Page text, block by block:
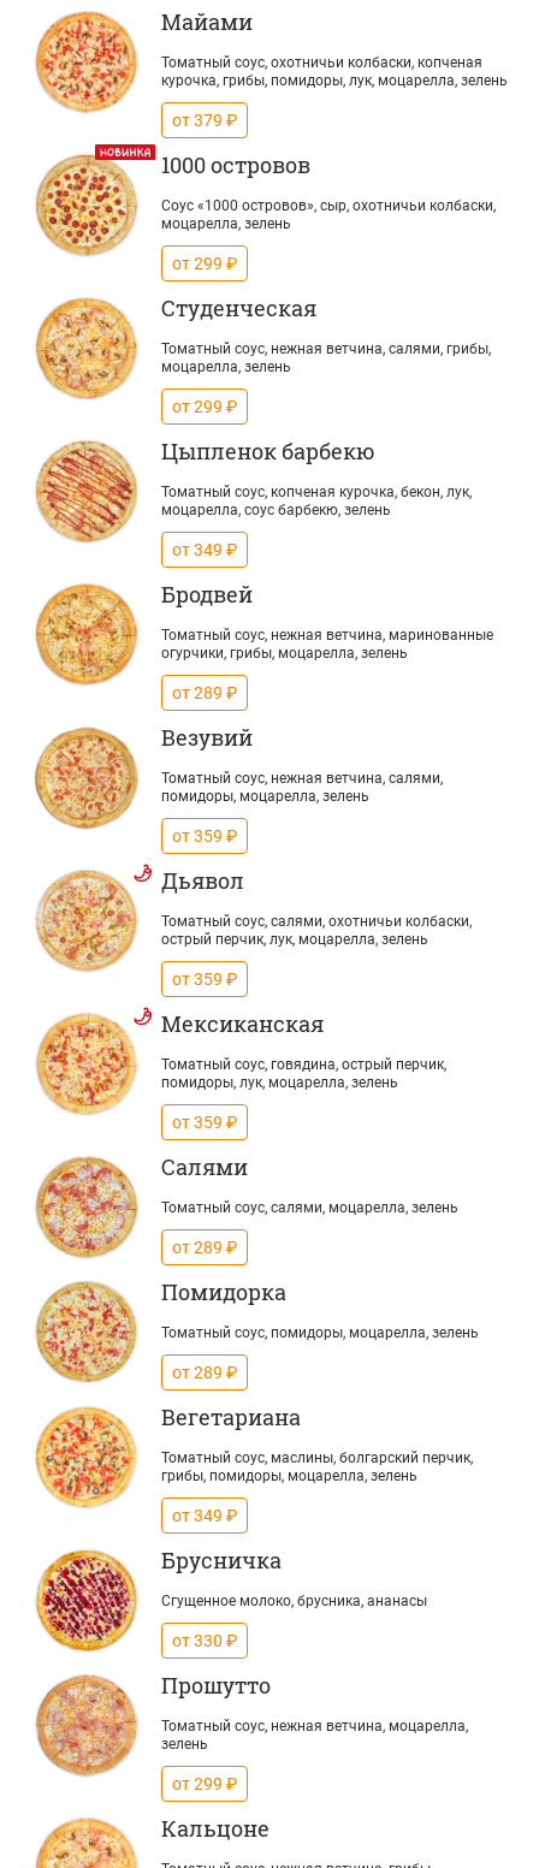
Майами
Томатный соус, охотничьи колбаски, копченая
курочка, грибы, помидоры, лук, моцарелла, зелень
от 379 ₽
1000 островов
Соус «1000 островов», сыр, охотничьи колбаски,
моцарелла, зелень
от 299 ₽
Студенческая
Томатный соус, нежная ветчина, салями, грибы,
моцарелла, зелень
от 299 ₽
Цыпленок барбекю
Томатный соус, копченая курочка, бекон, лук,
моцарелла, соус барбекю, зелень
от 349 ₽
Бродвей
Томатный соус, нежная ветчина, маринованные
огурчики, грибы, моцарелла, зелень
от 289 ₽
Везувий
Томатный соус, нежная ветчина, салями,
помидоры, моцарелла, зелень
от 359 ₽
Дьявол
Томатный соус, салями, охотничьи колбаски,
острый перчик, лук, моцарелла, зелень
от 359 ₽
Мексиканская
Томатный соус, говядина, острый перчик,
помидоры, лук, моцарелла, зелень
от 359 ₽
Салями
Томатный соус, салями, моцарелла, зелень
от 289 ₽
Помидорка
Томатный соус, помидоры, моцарелла, зелень
от 289 ₽
Вегетариана
Томатный соус, маслины, болгарский перчик,
грибы, помидоры, моцарелла, зелень
от 349 ₽
Брусничка
Сгущенное молоко, брусника, ананасы
от 330 ₽
Прошутто
Томатный соус, нежная ветчина, моцарелла,
зелень
от 299 ₽
Кальцоне